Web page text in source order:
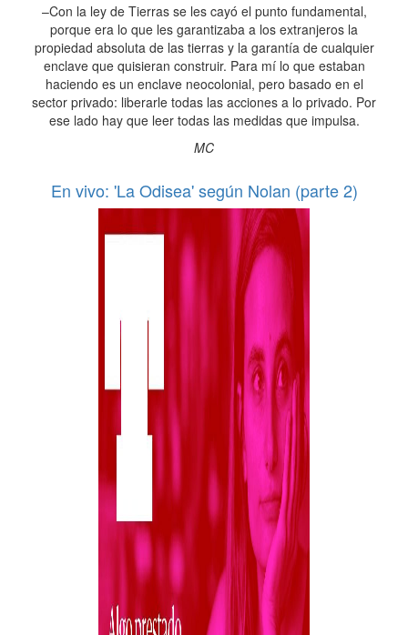
–Con la ley de Tierras se les cayó el punto fundamental,
porque era lo que les garantizaba a los extranjeros la
propiedad absoluta de las tierras y la garantía de cualquier
enclave que quisieran construir. Para mí lo que estaban
haciendo es un enclave neocolonial, pero basado en el
sector privado: liberarle todas las acciones a lo privado. Por
ese lado hay que leer todas las medidas que impulsa.
MC
En vivo: 'La Odisea' según Nolan (parte 2)